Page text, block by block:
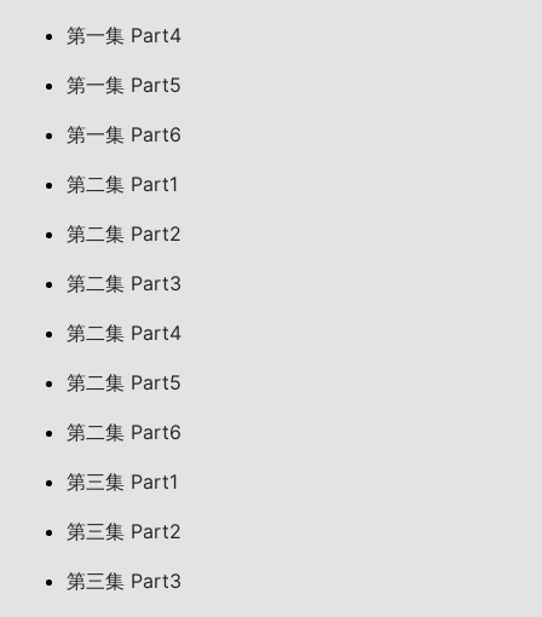
第一集 Part4
第一集 Part5
第一集 Part6
第二集 Part1
第二集 Part2
第二集 Part3
第二集 Part4
第二集 Part5
第二集 Part6
第三集 Part1
第三集 Part2
第三集 Part3